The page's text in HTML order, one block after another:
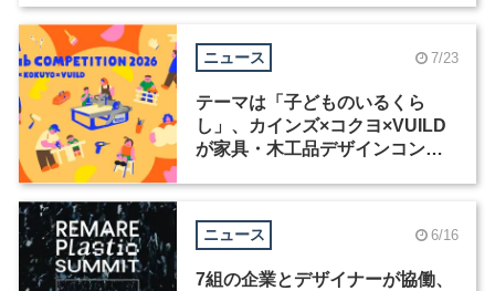
ニュース 7/23
テーマは「子どものいるくら
し」、カインズ×コクヨ×VUILD
が家具・木工品デザインコンペ
ニュース 6/16
7組の企業とデザイナーが協働、